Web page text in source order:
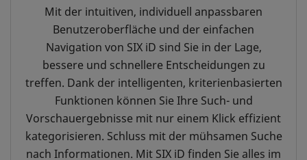
Mit der intuitiven, individuell anpassbaren
Benutzeroberfläche und der einfachen
Navigation von SIX iD sind Sie in der Lage,
bessere und schnellere Entscheidungen zu
treffen. Dank der intelligenten, kriterienbasierten
Funktionen können Sie Ihre Such- und
Vorschauergebnisse mit nur einem Klick effizient
kategorisieren. Schluss mit der mühsamen Suche
nach Informationen. Mit SIX iD finden Sie alles im